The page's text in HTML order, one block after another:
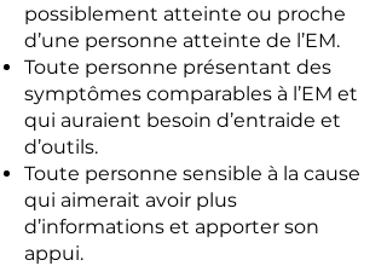
possiblement atteinte ou proche
d’une personne atteinte de l’EM.
Toute personne présentant des
symptômes comparables à l’EM et
qui auraient besoin d’entraide et
d’outils.
Toute personne sensible à la cause
qui aimerait avoir plus
d’informations et apporter son
appui.